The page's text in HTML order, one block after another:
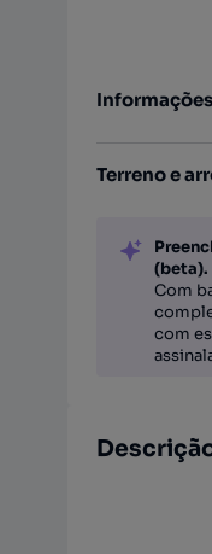
Terreno e
(beta).
Com
com